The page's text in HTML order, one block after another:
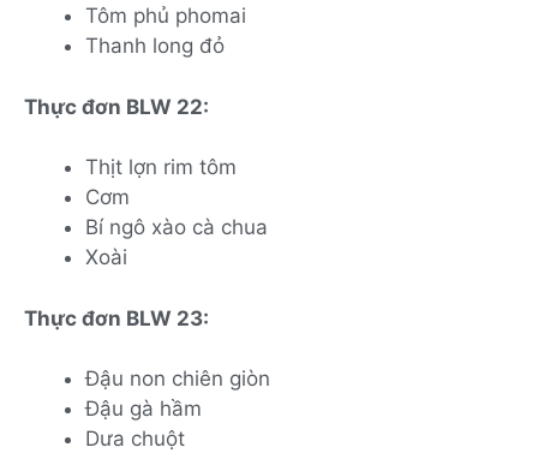
Tôm phủ phomai
Thanh long đỏ
Thực đơn BLW 22:
Thịt lợn rim tôm
Cơm
Bí ngô xào cà chua
Xoài
Thực đơn BLW 23:
Đậu non chiên giòn
Đậu gà hầm
Dưa chuột